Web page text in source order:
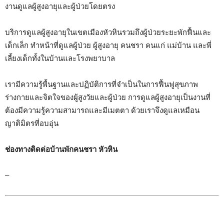
งานดูแลผู้สูงอายุและผู้ป่วยโดยตรง
บริการดูแลผู้สูงอายุในเขตเมืองหัวหินรวมถึงผู้ป่วยระยะพักฟื้นและ
เด็กเล็ก ทำหน้าที่ดูแลผู้ป่วย ผู้สูงอายุ คนชรา คนแก่ แม่บ้าน และพี่
เลี้ยงเด็กทั้งในบ้านและโรงพยาบาล
เรามีความรู้พื้นฐานและปฏิบัติการที่จำเป็นในการฟื้นฟูสุขภาพ
ร่างกายและจิตใจของผู้สูงวัยและผู้ป่วย การดูแลผู้สูงอายุเป็นงานที่
ต้องมีความรู้ความสามารถและมีเมตตา ด้วยเราจึงดูแลเหมือน
ญาติมิตรที่อบอุ่น
ช่องทางติดต่อบ้านพักคนชรา หัวหิน
–